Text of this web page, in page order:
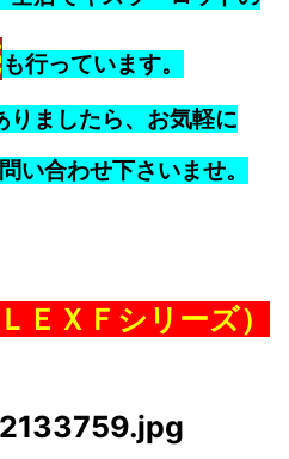
も行っています。
りましたら、お気軽に
い合わせ下さいませ。
ＥＸＦシリーズ）